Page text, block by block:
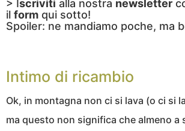
> I scriviti alla nostra newsletter
il form qui sotto!
Spoiler: ne mandiamo poche, ma
Intimo di ricambio
Ok, in montagna non ci si lava (o ci si
ma questo non significa che almeno a